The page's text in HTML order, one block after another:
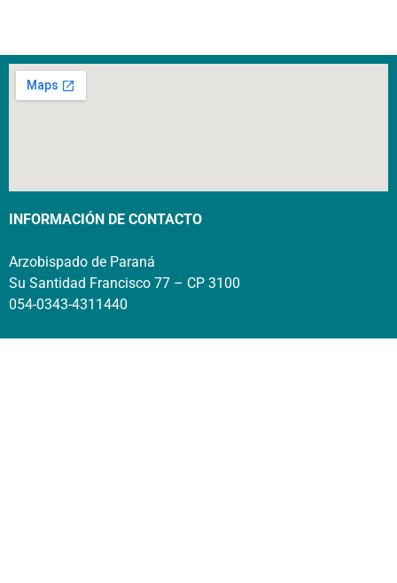
INFORMACIÓN DE CONTACTO
Arzobispado de Paraná
Su Santidad Francisco 77 – CP 3100
054-0343-4311440